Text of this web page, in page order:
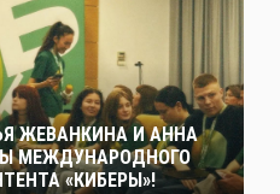
ЖЕВАНКИНА И АННА
МЕЖДУНАРОДНОГО
«КИБЕРЫ»!